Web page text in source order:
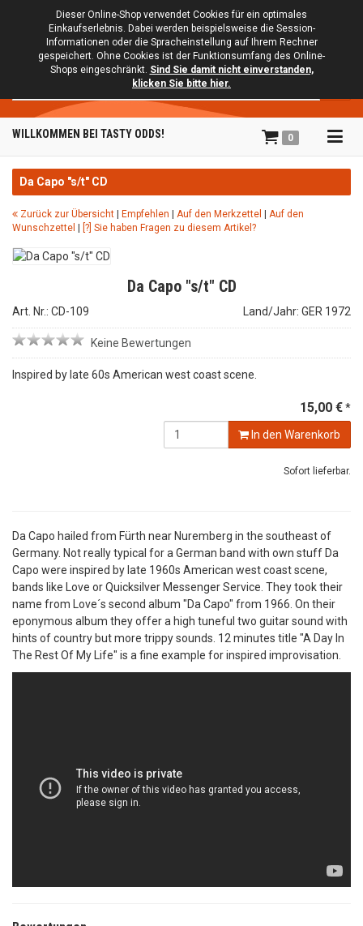
Dieser Online-Shop verwendet Cookies für ein optimales
Einkaufserlebnis. Dabei werden beispielsweise die Session-
Informationen oder die Spracheinstellung auf Ihrem Rechner
gespeichert. Ohne Cookies ist der Funktionsumfang des Online-
Shops eingeschränkt. Sind Sie damit nicht einverstanden,
klicken Sie bitte hier.
WILLKOMMEN BEI TASTY ODDS! 0
Da Capo "s/t" CD
Zurück zur Übersicht Empfehlen Auf den Merkzettel
Auf den
Wunschzettel
[?] Sie haben Fragen zu diesem Artikel?
Da Capo "s/t" CD
Art. Nr.: CD-109 Land/Jahr: GER 1972
Keine Bewertungen
Inspired by late 60s American west coast scene.
15,00 €*
In den Warenkorb
Sofort lieferbar.
Da Capo hailed from Fürth near Nuremberg in the southeast of
Germany. Not really typical for a German band with own stuff Da
Capo were inspired by late 1960s American west coast scene,
bands like Love or Quicksilver Messenger Service. They took their
name from Love´s second album "Da Capo" from 1966. On their
eponymous album they offer a high tuneful two guitar sound with
hints of country but more trippy sounds. 12 minutes title "A Day In
The Rest Of My Life" is a fine example for inspired improvisation.